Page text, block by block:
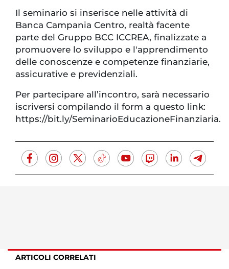
Il seminario si inserisce nelle attività di
Banca Campania Centro, realtà facente
parte del Gruppo BCC ICCREA, finalizzate a
promuovere lo sviluppo e l'apprendimento
delle conoscenze e competenze finanziarie,
assicurative e previdenziali.
Per partecipare all’incontro, sarà necessario
iscriversi compilando il form a questo link:
https://bit.ly/SeminarioEducazioneFinanziaria.
ARTICOLI CORRELATI